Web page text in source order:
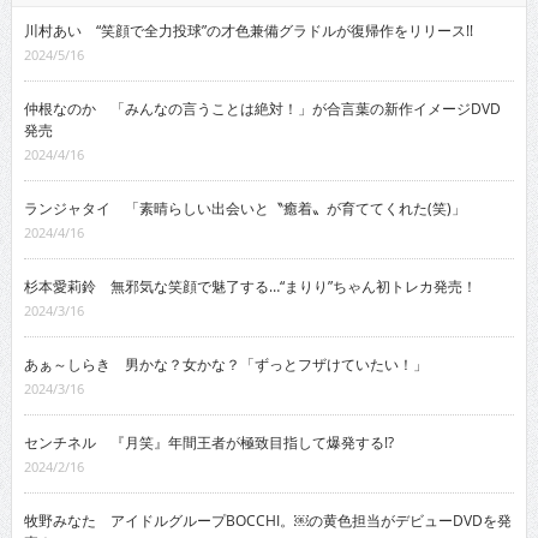
川村あい “笑顔で全力投球”の才色兼備グラドルが復帰作をリリース!!
2024/5/16
仲根なのか 「みんなの言うことは絶対！」が合言葉の新作イメージDVD
発売
2024/4/16
ランジャタイ 「素晴らしい出会いと〝癒着〟が育ててくれた(笑)」
2024/4/16
杉本愛莉鈴 無邪気な笑顔で魅了する…“まりり”ちゃん初トレカ発売！
2024/3/16
あぁ～しらき 男かな？女かな？「ずっとフザけていたい！」
2024/3/16
センチネル 『月笑』年間王者が極致目指して爆発する!?
2024/2/16
牧野みなた アイドルグループBOCCHI。￼の黄色担当がデビューDVDを発